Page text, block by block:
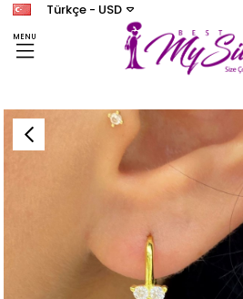
MENU
Türkçe - USD
Kadın Gümüş Üç Taşlı Küpe